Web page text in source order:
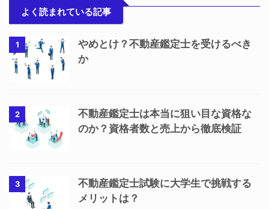
よく読まれている記事
1
やめとけ？不動産鑑定士を受けるべき
か
2
不動産鑑定士は本当に狙い目な資格な
のか？資格者数と売上から徹底検証
3
不動産鑑定士試験に大学生で挑戦する
メリットは？